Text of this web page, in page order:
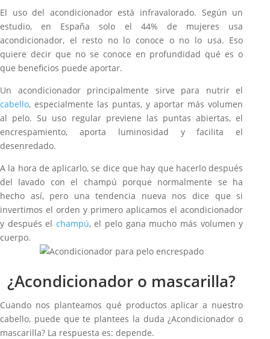
El uso del acondicionador está infravalorado. Según un
estudio, en España solo el 44% de mujeres usa
acondicionador, el resto no lo conoce o no lo usa. Eso
quiere decir que no se conoce en profundidad qué es o
que beneficios puede aportar.
Un acondicionador principalmente sirve para nutrir el
cabello, especialmente las puntas, y aportar más volumen
al pelo. Su uso regular previene las puntas abiertas, el
encrespamiento, aporta luminosidad y facilita el
desenredado.
A la hora de aplicarlo, se dice que hay que hacerlo después
del lavado con el champú porque normalmente se ha
hecho así, pero una tendencia nueva nos dice que si
invertimos el orden y primero aplicamos el acondicionador
y después el champú, el pelo gana mucho más volumen y
cuerpo.
¿Acondicionador o mascarilla?
Cuando nos planteamos qué productos aplicar a nuestro
cabello, puede que te plantees la duda ¿Acondicionador o
mascarilla? La respuesta es: depende.